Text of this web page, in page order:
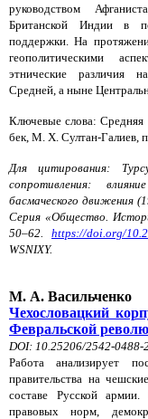
руководством
Британской Индии в
поддержки. На
геополитическими
этнические различия
Средней, а ныне
Ключевые слова: Средняя
бек, М. Х. Султан-Галиев,
Для цитирования:
сопротивления:
басмаческого движения
Серия «Общество.
50–62. https://doi.org/
WSNIXY.
М. А. Васильченко
Чехословацкий
Февральской
DOI: 10.25206/2542-0488-
Работа анализирует
правительства на
составе Русской армии.
правовых норм,